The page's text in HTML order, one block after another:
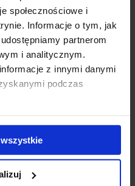
społecznościowe i
Informacje o tym, jak
partnerom
i analitycznym.
z innymi danymi
podczas
aktywność
deweloperską.
W pierwszym
półroczu 2017
do użytku
oddano 16
biurowej. Szacujemy, ze
w tym roku. Co istotne,
powierzchni zaplanowana jest
Wtedy to na rynek wejdą tak
Warsaw Hub czy Mennica